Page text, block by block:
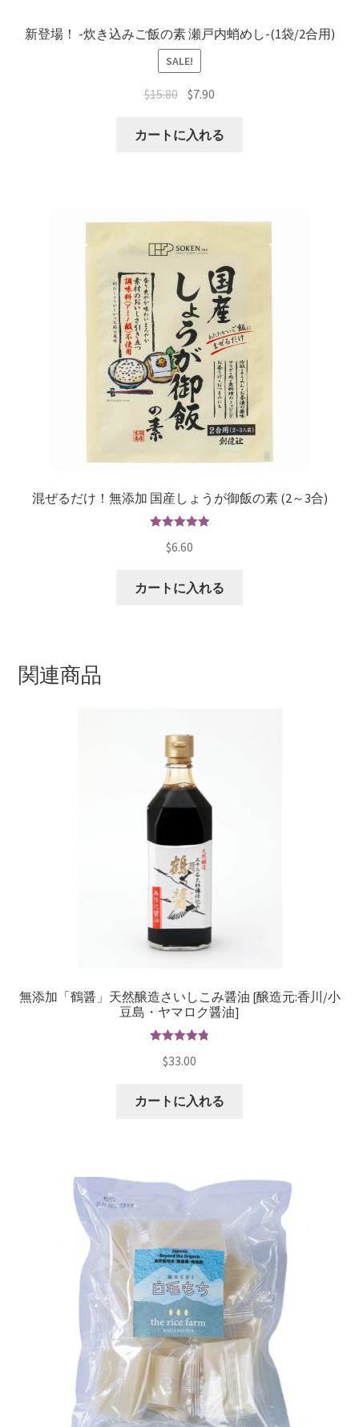
新登場！ -炊き込みご飯の素 瀬戸内蛸めし-(1袋/2合用)
SALE!
$15.80 $7.90
カートに入れる
混ぜるだけ！無添加 国産しょうが御飯の素 (2～3合)
5.00
$6.60
カートに入れる
関連商品
無添加「鶴醤」天然醸造さいしこみ醤油 [醸造元:香川/小
豆島・ヤマロク醤油]
4.88
$33.00
カートに入れる